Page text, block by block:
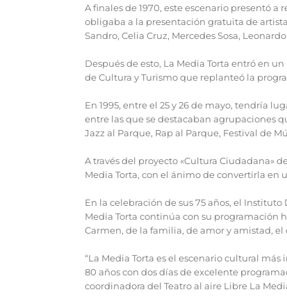
A finales de 1970, este escenario presentó
obligaba a la presentación gratuita de
Sandro, Celia Cruz, Mercedes Sosa,
Después de esto, La Media Torta entró en
de Cultura y Turismo que replanteó la
En 1995, entre el 25 y 26 de mayo, tendría
entre las que se destacaban agrupaciones
Jazz al Parque, Rap al Parque, Festival de
A través del proyecto «Cultura Ciudadana»
Media Torta, con el ánimo de convertirla en
En la celebración de sus 75 años, el
Media Torta continúa con su programación
Carmen, de la familia, de amor y amistad, el
“La Media Torta es el escenario cultural
80 años con dos días de excelente
coordinadora del Teatro al aire Libre La